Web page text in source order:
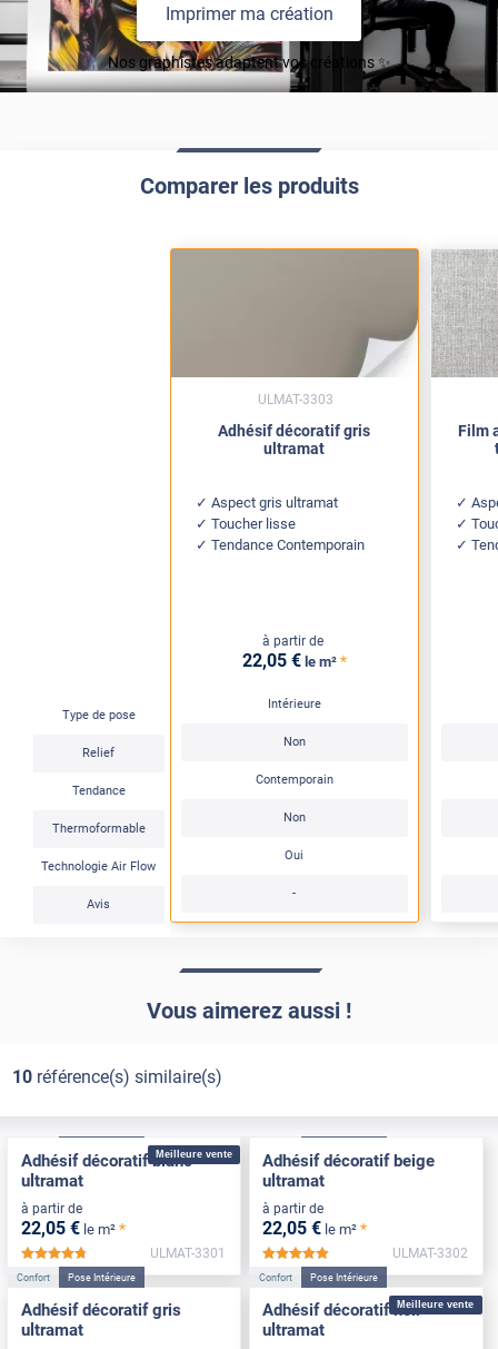
Imprimer ma création
Nos graphistes adaptent vos créations ✨
Comparer les produits
Type de pose
Relief
Tendance
Thermoformable
Technologie Air Flow
Avis
Adhésif décoratif gris
ultramat
Aspect gris ultramat
Toucher lisse
Tendance Contemporain
à partir de
22,05 € le m² *
Intérieure
Non
Contemporain
Non
Oui
-
ULMAT-3303
Film
Vous aimerez aussi !
10référence(s) similaire(s)
Meilleure vente
Adhésif décoratif blanc
ultramat
à partir de
22,05 € le m² *
*****
ULMAT-3301
Adhésif décoratif beige
ultramat
à partir de
22,05 € le m² *
ULMAT-3302
Confort Pose Intérieure
Adhésif décoratif gris
ultramat
Meilleure vente
Confort Pose Intérieure
Adhésif décoratif noir
ultramat